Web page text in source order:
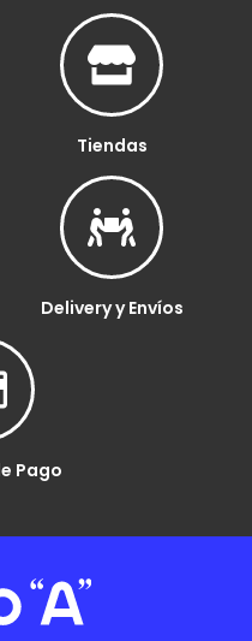
Tiendas
Delivery y Envíos
Pago